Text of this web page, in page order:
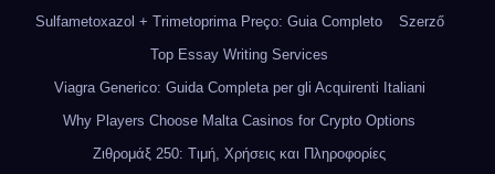
Sulfametoxazol + Trimetoprima Preço: Guia Completo
Szerző
Top Essay Writing Services
Viagra Generico: Guida Completa per gli Acquirenti Italiani
Why Players Choose Malta Casinos for Crypto Options
Ζιθρομάξ 250: Τιμή, Χρήσεις και Πληροφορίες